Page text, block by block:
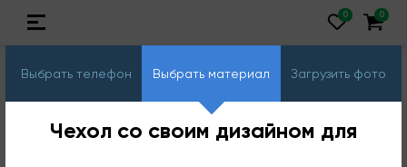
Выбрать телефон Выбрать материал Загрузить фото
Чехол со своим дизайном для